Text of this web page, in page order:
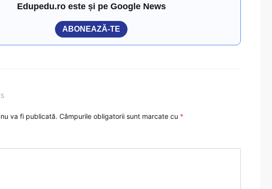
Edupedu.ro este și pe Google News
ABONEAZĂ-TE
va fi publicată. Câmpurile obligatorii sunt marcate cu *